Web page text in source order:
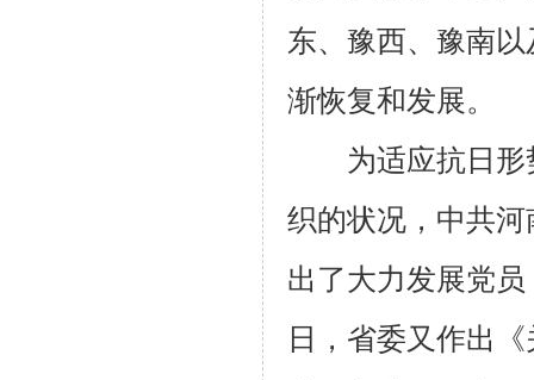
东、豫西、豫南
渐恢复和发展。
为适应抗日形
织的状况，中共
出了大力发展党
日，省委又作出